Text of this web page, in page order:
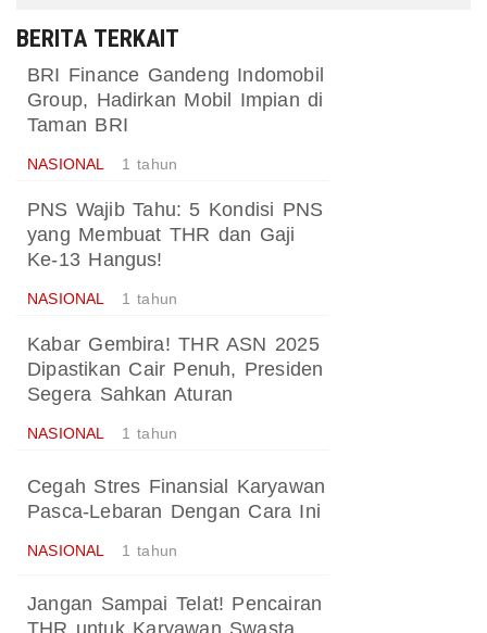
BERITA TERKAIT
BRI Finance Gandeng Indomobil
Group, Hadirkan Mobil Impian di
Taman BRI
NASIONAL 1 tahun
PNS Wajib Tahu: 5 Kondisi PNS
yang Membuat THR dan Gaji
Ke-13 Hangus!
NASIONAL 1 tahun
Kabar Gembira! THR ASN 2025
Dipastikan Cair Penuh, Presiden
Segera Sahkan Aturan
NASIONAL 1 tahun
Cegah Stres Finansial Karyawan
Pasca-Lebaran Dengan Cara Ini
NASIONAL 1 tahun
Jangan Sampai Telat! Pencairan